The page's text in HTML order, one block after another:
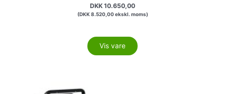
DKK 10.650,00
(DKK8.520,00ekskl. moms)
Vis vare